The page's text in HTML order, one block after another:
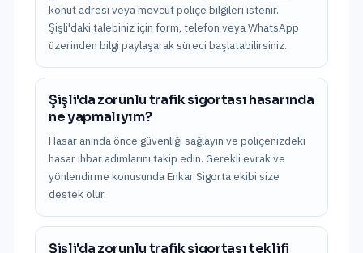
konut adresi veya mevcut poliçe bilgileri istenir.
Şişli'daki talebiniz için form, telefon veya WhatsApp
üzerinden bilgi paylaşarak süreci başlatabilirsiniz.
Şişli'da zorunlu trafik sigortası hasarında
ne yapmalıyım?
Hasar anında önce güvenliği sağlayın ve poliçenizdeki
hasar ihbar adımlarını takip edin. Gerekli evrak ve
yönlendirme konusunda Enkar Sigorta ekibi size
destek olur.
Şişli'da zorunlu trafik sigortası teklifi